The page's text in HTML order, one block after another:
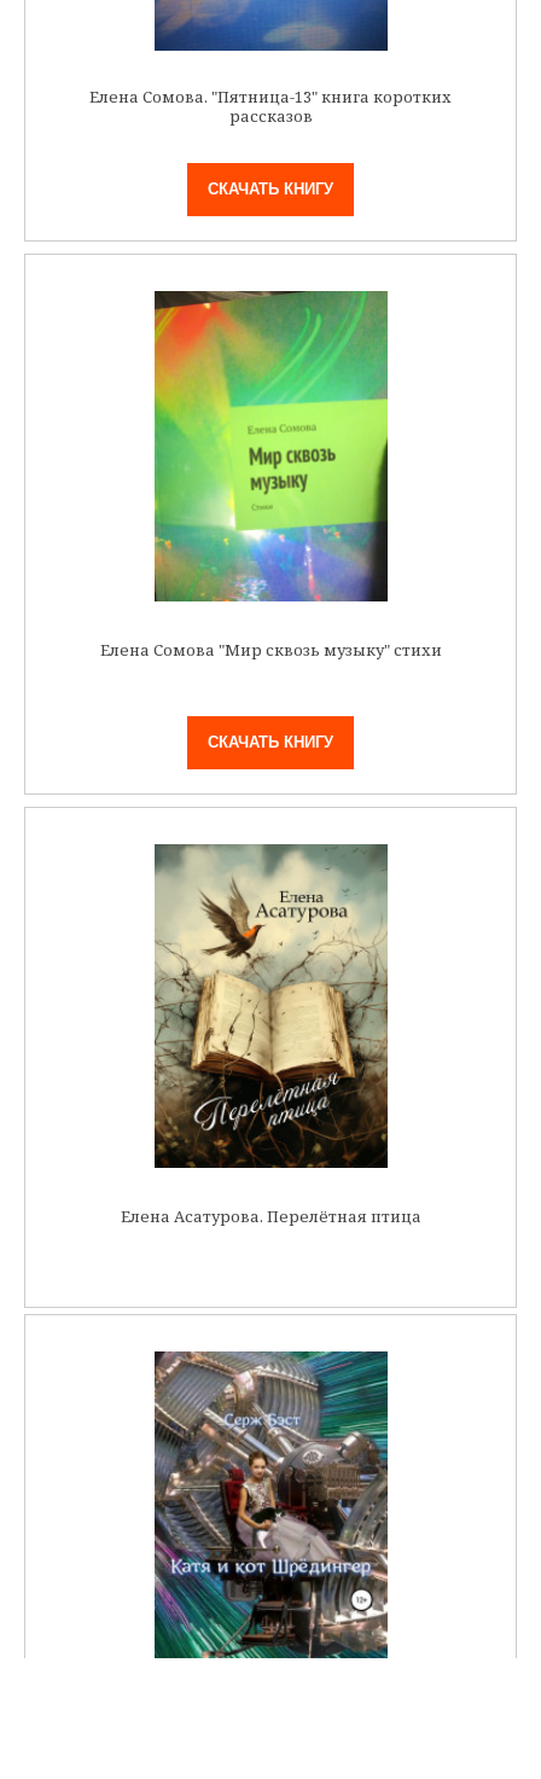
Елена Сомова. "Пятница-13" книга коротких
рассказов
СКАЧАТЬ КНИГУ
Елена Сомова "Мир сквозь музыку" стихи
СКАЧАТЬ КНИГУ
Елена Асатурова. Перелётная птица